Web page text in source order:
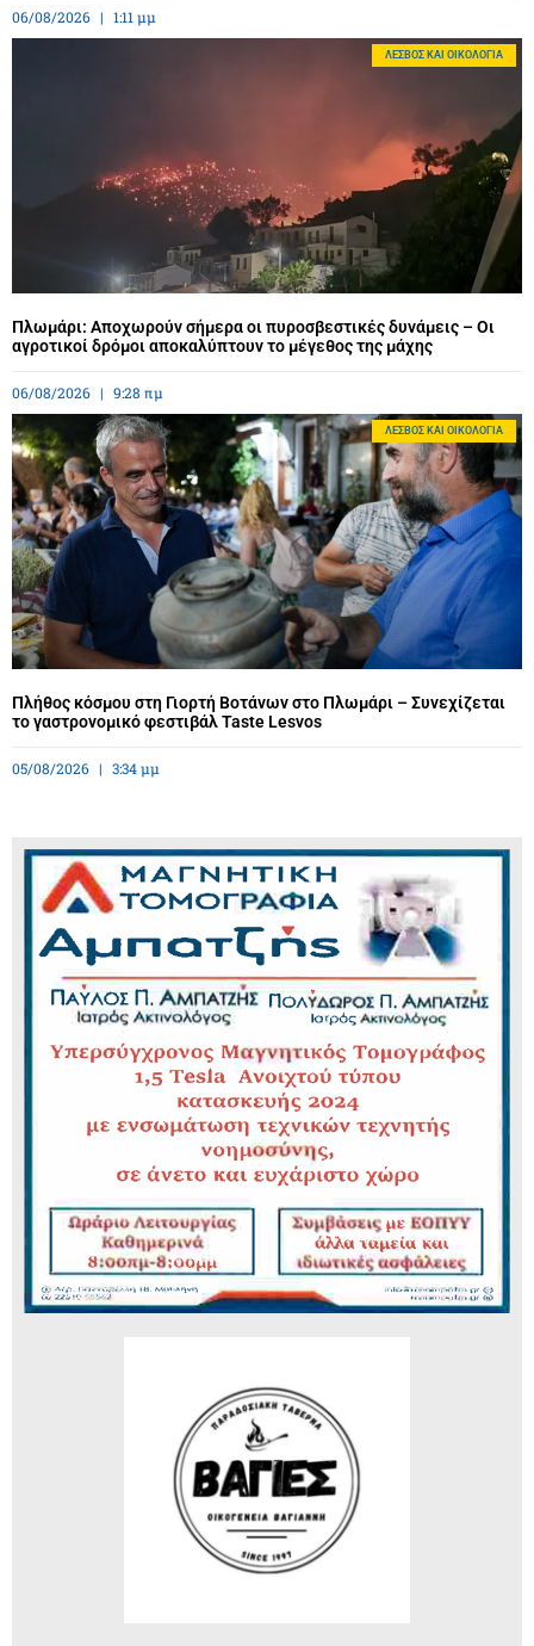
06/08/2026 1:11 μμ
ΛΈΣΒΟΣ ΚΑΙ ΟΙΚΟΛΟΓΊΑ
Πλωμάρι: Αποχωρούν σήμερα οι πυροσβεστικές δυνάμεις – Οι
αγροτικοί δρόμοι αποκαλύπτουν το μέγεθος της μάχης
06/08/2026 9:28 πμ
ΛΈΣΒΟΣ ΚΑΙ ΟΙΚΟΛΟΓΊΑ
Πλήθος κόσμου στη Γιορτή Βοτάνων στο Πλωμάρι – Συνεχίζεται
το γαστρονομικό φεστιβάλ Taste Lesvos
05/08/2026 3:34 μμ